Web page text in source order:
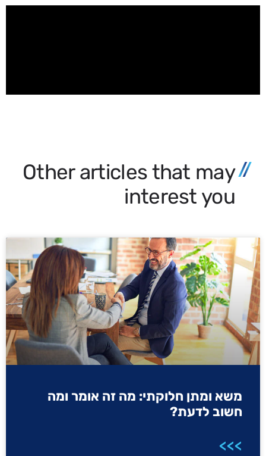
Other articles that may
interest you
משא ומתן חלוקתי: מה זה אומר ומה
חשוב לדעת?
>>>